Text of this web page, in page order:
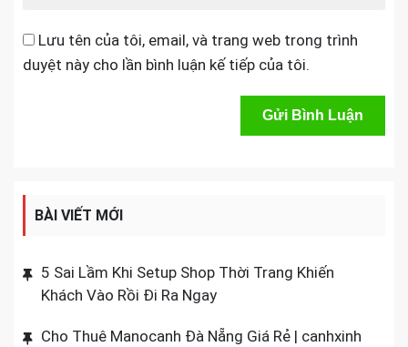
Lưu tên của tôi, email, và trang web trong trình
duyệt này cho lần bình luận kế tiếp của tôi.
BÀI VIẾT MỚI
5 Sai Lầm Khi Setup Shop Thời Trang Khiến
Khách Vào Rồi Đi Ra Ngay
Cho Thuê Manocanh Đà Nẵng Giá Rẻ | canhxinh